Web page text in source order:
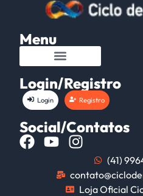
Menu
Login/Registro
Login Registro
Social/Contatos
(41)
Loja Oficial